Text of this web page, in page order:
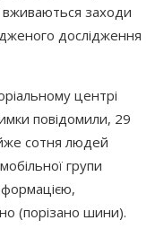
вживаються заходи
дослідження
центрі
повідомили, 29
сотня людей
групи
(порізано шини).